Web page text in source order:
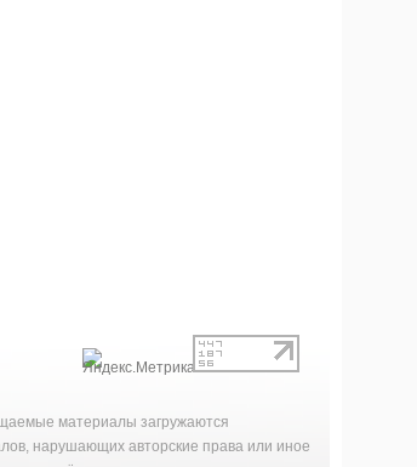
материалы загружаются
нарушающих авторские права или иное